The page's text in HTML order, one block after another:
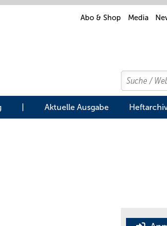
Abo & Shop Media
Search
Suchen
Aktuelle Ausgabe